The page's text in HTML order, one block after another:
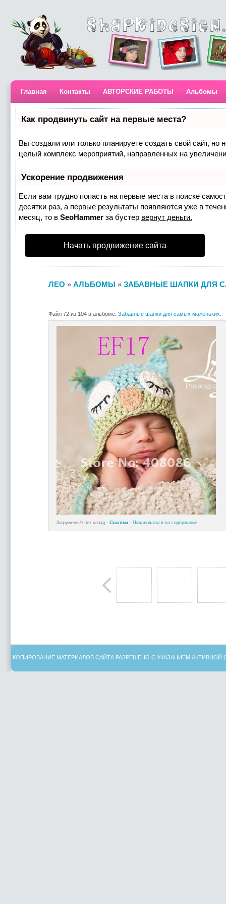
Главная Контакты АВТОРСКИЕ РАБОТЫ Альбомы
Как продвинуть сайт на первые места?
Вы создали или только планируете создать свой сайт, но
целый комплекс мероприятий, направленных на
Ускорение продвижения
Если вам трудно попасть на первые места в поиске
десятки раз, а первые результаты появляются уже в
месяц, то в SeoHammer за бустер вернут деньги.
Начать продвижение сайта
ЛЕО » АЛЬБОМЫ » ЗАБАВНЫЕ ШАПКИ ДЛЯ
Файл 72 из 104 в альбоме: Забавные шапки для самых маленьких.
Загружено 9 лет назад - Ссылки - Пожаловаться на содержание
КОПИРОВАНИЕ МАТЕРИАЛОВ САЙТА РАЗРЕШЕНО С УКАЗАНИЕМ АКТИВНОЙ